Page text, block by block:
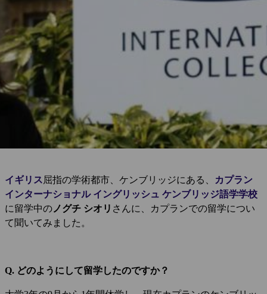
イギリス 屈指の学術都市、ケンブリッジにある、
カプラン
インターナショナル イングリッシュ ケンブリッジ語学学校
に留学中の ノグチ シオリ さんに、カプランでの留学につい
て聞いてみました。
Q. どのようにして留学したのですか？